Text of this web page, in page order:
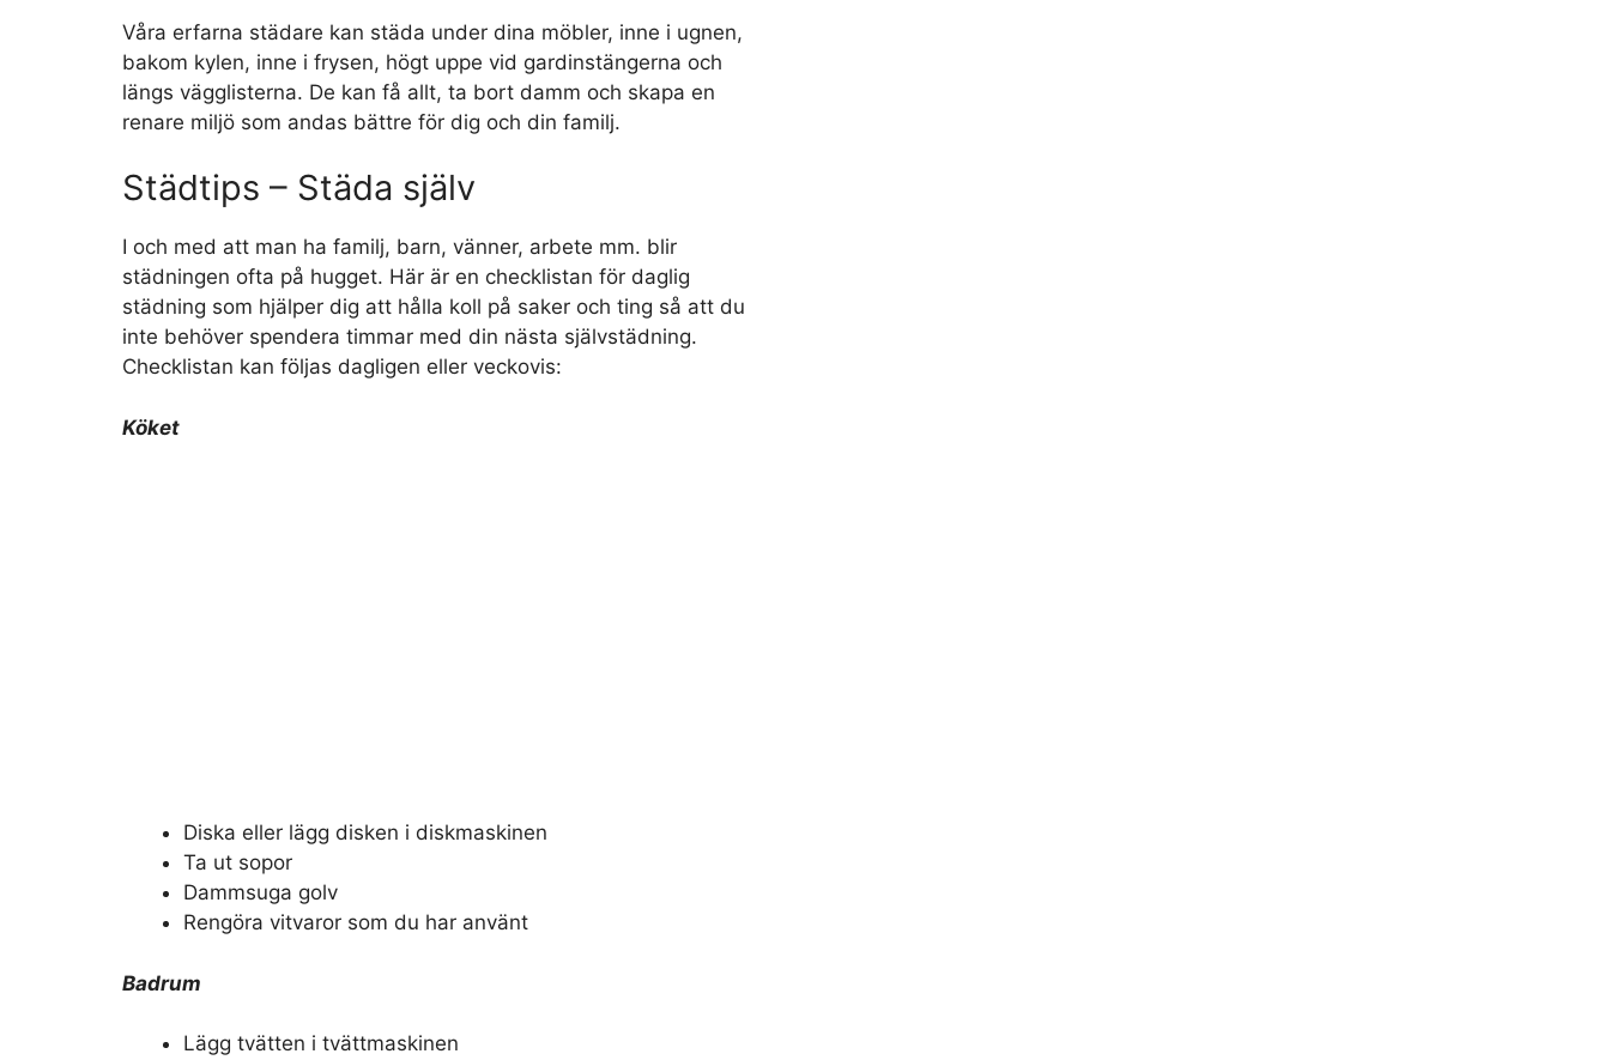
Våra erfarna städare kan städa under dina möbler, inne i ugnen,
bakom kylen, inne i frysen, högt uppe vid gardinstängerna och
längs vägglisterna. De kan få allt, ta bort damm och skapa en
renare miljö som andas bättre för dig och din familj.
Städtips – Städa själv
I och med att man ha familj, barn, vänner, arbete mm. blir
städningen ofta på hugget. Här är en checklistan för daglig
städning som hjälper dig att hålla koll på saker och ting så att du
inte behöver spendera timmar med din nästa självstädning.
Checklistan kan följas dagligen eller veckovis:
Köket
Diska eller lägg disken i diskmaskinen
Ta ut sopor
Dammsuga golv
Rengöra vitvaror som du har använt
Badrum
Lägg tvätten i tvättmaskinen